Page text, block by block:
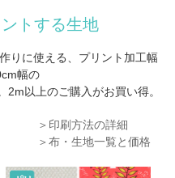
トする生地
りに使える、プリント加工幅
幅の
以上のご購入がお買い得。
＞印刷方法の詳細
＞布・生地一覧と価格